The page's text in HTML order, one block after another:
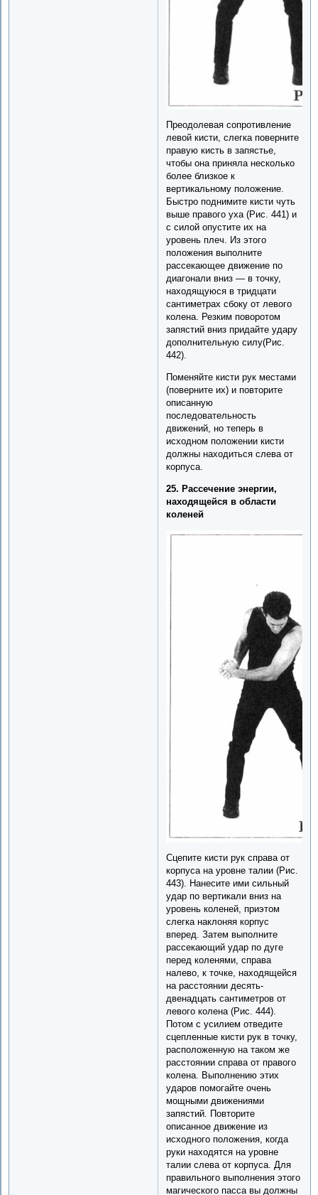
Преодолевая сопротивление
левой кисти, слегка поверните
правую кисть в запястье,
чтобы она приняла несколько
более близкое к
вертикальному положение.
Быстро поднимите кисти чуть
выше правого уха (Рис. 441) и
с силой опустите их на
уровень плеч. Из этого
положения выполните
рассекающее движение по
диагонали вниз — в точку,
находящуюся в тридцати
сантиметрах сбоку от левого
колена. Резким поворотом
запястий вниз придайте удару
дополнительную силу(Рис.
442).
Поменяйте кисти рук местами
(поверните их) и повторите
описанную
последовательность
движений, но теперь в
исходном положении кисти
должны находиться слева от
корпуса.
25. Рассечение энергии,
находящейся в области
коленей
Сцепите кисти рук справа от
корпуса на уровне талии (Рис.
443). Нанесите ими сильный
удар по вертикали вниз на
уровень коленей, приэтом
слегка наклоняя корпус
вперед. Затем выполните
рассекающий удар по дуге
перед коленями, справа
налево, к точке, находящейся
на расстоянии десять-
двенадцать сантиметров от
левого колена (Рис. 444).
Потом с усилием отведите
сцепленные кисти рук в точку,
расположенную на таком же
расстоянии справа от правого
колена. Выполнению этих
ударов помогайте очень
мощными движениями
запястий. Повторите
описанное движение из
исходного положения, когда
руки находятся на уровне
талии слева от корпуса. Для
правильного выполнения этого
магического пасса вы должны